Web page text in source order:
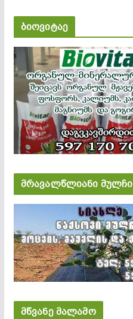
ბიოვიტაე
მრავალწლიანი მულჩი
მწვანე მალამო